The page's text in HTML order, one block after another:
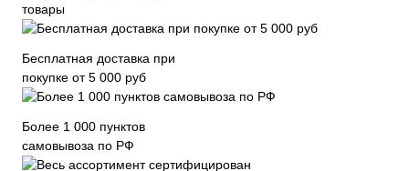
товары
Бесплатная доставка при
покупке от 5 000 руб
Более 1 000 пунктов
самовывоза по РФ